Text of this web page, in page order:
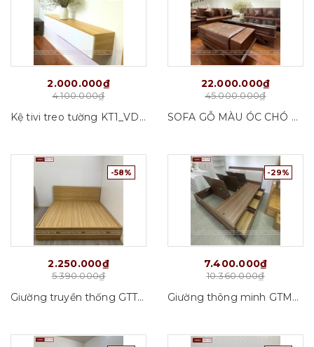
2.000.000₫
4.100.000₫
Kệ tivi treo tường KT1_VD01
22.000.000₫
45.000.000₫
SOFA GỖ MÀU ÓC CHÓ SF01_VD01
-58%
2.250.000₫
5.390.000₫
Giường truyền thống GTT01_VD01
-29%
7.400.000₫
10.360.000₫
Giường thông minh GTM02_VD01